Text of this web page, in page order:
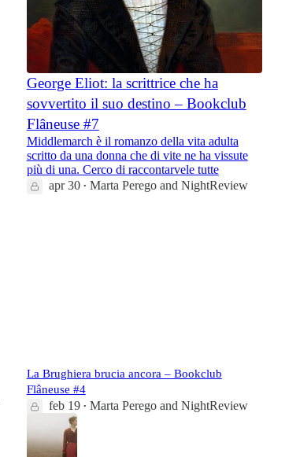
George Eliot: la scrittrice che ha
sovvertito il suo destino – Bookclub
Flâneuse #7
Middlemarch è il romanzo della vita adulta
scritto da una donna che di vite ne ha vissute
più di una. Cerco di raccontarvele tutte
apr 30 • Marta Peregoand NightReview
La Brughiera brucia ancora – Bookclub
Flâneuse #4
feb 19 • Marta Peregoand NightReview